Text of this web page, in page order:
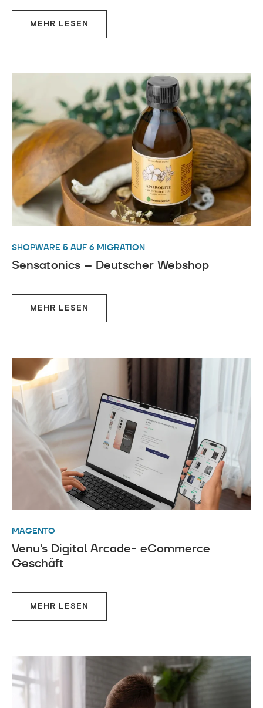
MEHR LESEN
SHOPWARE 5 AUF 6 MIGRATION
Sensatonics – Deutscher Webshop
MEHR LESEN
MAGENTO
Venu’s Digital Arcade- eCommerce
Geschäft
MEHR LESEN